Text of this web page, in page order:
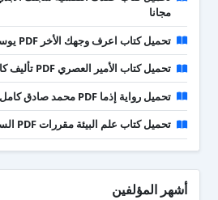
مجانا
تحميل كتاب اعرف وجهك الأخر PDF يوسف الحسني
تحميل كتاب الأمير العصري PDF تأليف كارنز لورد كامل مجانا
تحميل رواية إذما PDF محمد صادق كامل مجانا
تحميل كتاب علم البيئة مقررات PDF السعودية 1443
أشهر المؤلفين